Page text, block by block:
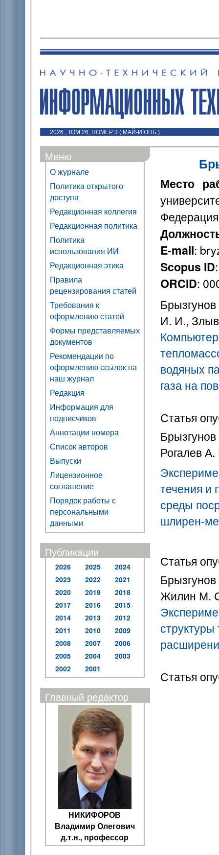
2026 , ТОМ 26, НОМЕР 3 ( МАЙ-ИЮНЬ )
Меню
О журнале
Политика открытого
доступа
Редакционная коллегия
Редакционная политика
Политика
использования ИИ
Редакционная этика
Правила
рецензирования статей
Требования к
оформлению статей
Формы представляемых
документов
Рекомендации по
оформлению ссылок на
наш журнал
Редакция
Информация для
подписчиков
Аннотации номера
Список авторов
Выпуски
Лицензионное
соглашение
Порядок работы с
персональными
данными
Публикации
2026 2025
2024
2023
2022
2021
2020
2019
2018
2017
2016
2015
2014
2013
2012
2011
2010
2009
2008
2007
2006
2005
2004
2003
2002
2001
Главный редактор
НИКИФОРОВ
Владимир Олегович
д.т.н., профессор
Место
Федерация
E-mail:
Scopus ID
ORCID:
И. И.,
водяных
газа на
Статья
Рогалев
течения и
среды
шлирен-
Статья
Жилин М.
Статья